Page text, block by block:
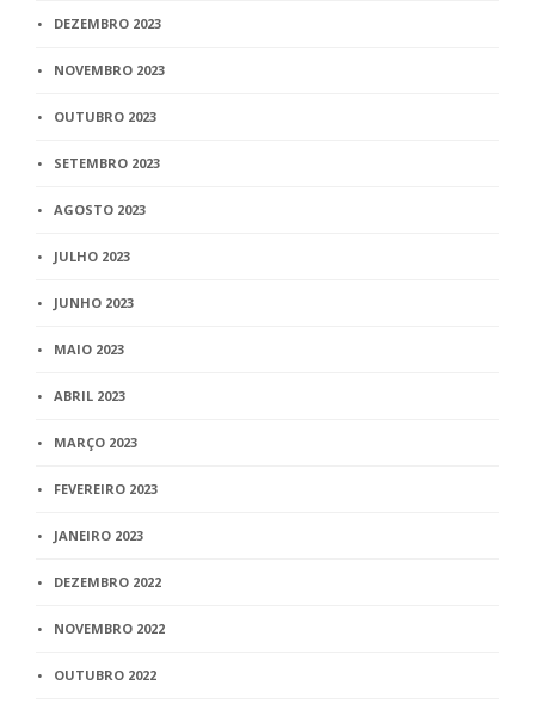
DEZEMBRO 2023
NOVEMBRO 2023
OUTUBRO 2023
SETEMBRO 2023
AGOSTO 2023
JULHO 2023
JUNHO 2023
MAIO 2023
ABRIL 2023
MARÇO 2023
FEVEREIRO 2023
JANEIRO 2023
DEZEMBRO 2022
NOVEMBRO 2022
OUTUBRO 2022